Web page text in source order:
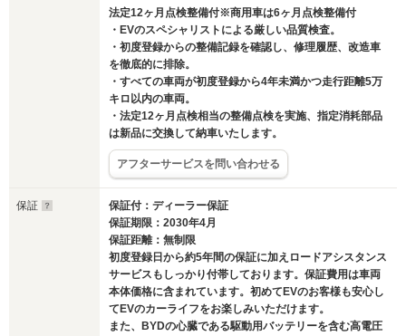
法定12ヶ月点検整備付※商用車は6ヶ月点検整備付
・EVのスペシャリストによる厳しい品質検査。
・初度登録からの整備記録を確認し、修理履歴、改造車
を徹底的に排除。
・すべての車両が初度登録から4年未満かつ走行距離5万
キロ以内の車両。
・法定12ヶ月点検相当の整備点検を実施、指定消耗部品
は新品に交換して納車いたします。
アフターサービスを問い合わせる
保証
保証付：ディーラー保証
保証期限：2030年4月
保証距離：無制限
初度登録日から約5年間の保証に加えロードアシスタンス
サービスもしっかり付帯しております。保証費用は車両
本体価格に含まれています。初めてEVのお客様も安心し
てEVのカーライフをお楽しみいただけます。
また、BYDの心臓である駆動用バッテリーを含む高電圧